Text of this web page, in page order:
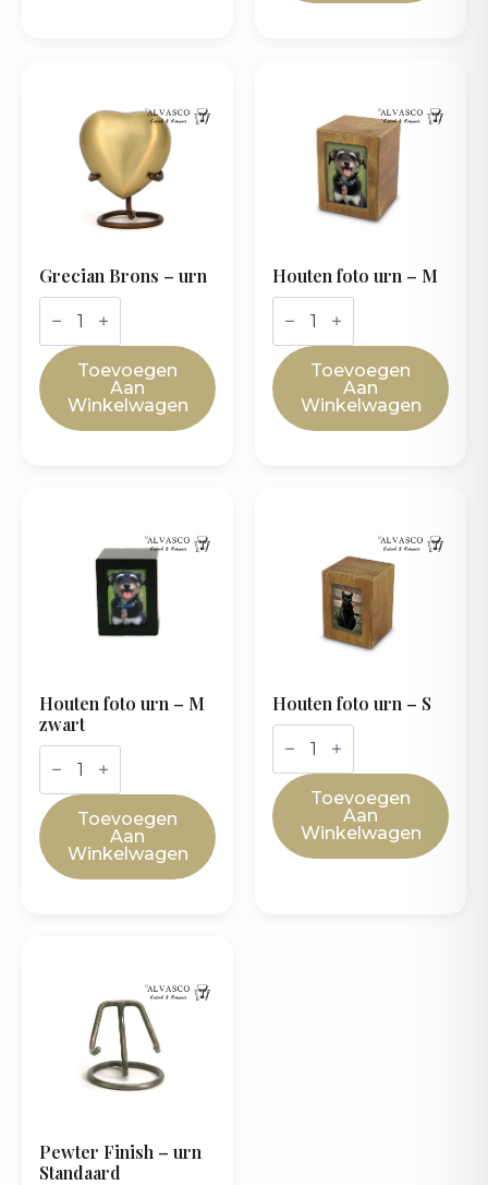
Grecian
Brons
-
urn
aantalToevoegen
Aan
Winkelwagen
Grecian Brons – urn
Houten
foto
urn
M
aantal
Toevoegen
Aan
Winkelwagen
Houten foto urn – M
Houten
foto
urn
M
zwart
aantal
Toevoegen
Aan
Winkelwagen
Houten foto urn – M
zwart
Houten
foto
urn
S
aantal
Toevoegen
Aan
Winkelwagen
Houten foto urn – S
Pewter Finish – urn
Standaard